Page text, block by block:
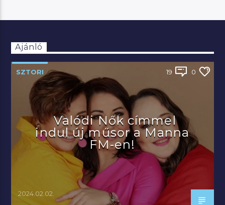
Ajánló
SZTORI 19 0
Valódi Nők címmel
indul új műsor a Manna
FM-en!
2024.02.02.